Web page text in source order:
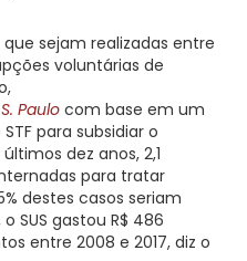
sejam realizadas entre
voluntárias de
Paulo com base em um
para subsidiar o
dez anos, 2,1
para tratar
destes casos seriam
SUS gastou R$ 486
entre 2008 e 2017, diz o